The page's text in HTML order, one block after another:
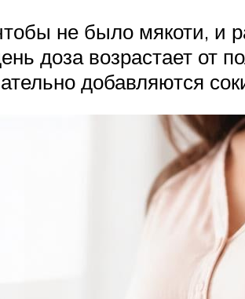
не было мякоти, и
доза возрастает
добавляются